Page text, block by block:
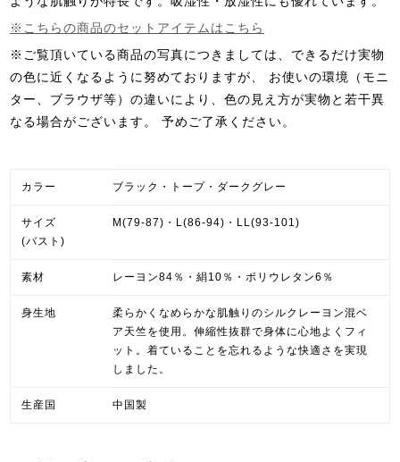
※こちらの商品のセットアイテムはこちら
※ご覧頂いている商品の写真につきましては、できるだけ実物
の色に近くなるように努めておりますが、 お使いの環境（モニ
ター、ブラウザ等）の違いにより、色の見え方が実物と若干異
なる場合がございます。
予めご了承ください。
カラー ブラック・トープ・ダークグレー
サイズ
(バスト)
M(79-87)・L(86-94)・LL(93-101)
素材 レーヨン84％・絹10％・ポリウレタン6％
身生地
柔らかくなめらかな肌触りのシルクレーヨン混ベ
ア天竺を使用。伸縮性抜群で身体に心地よくフィ
ット。着ていることを忘れるような快適さを実現
しました。
生産国 中国製